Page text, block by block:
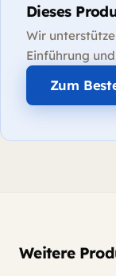
Dieses
Wir
Einführung
Zum
Weitere